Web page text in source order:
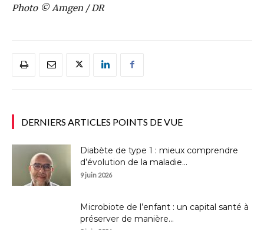
Photo © Amgen / DR
DERNIERS ARTICLES POINTS DE VUE
Diabète de type 1 : mieux comprendre
d’évolution de la maladie...
9 juin 2026
Microbiote de l’enfant : un capital santé à
préserver de manière...